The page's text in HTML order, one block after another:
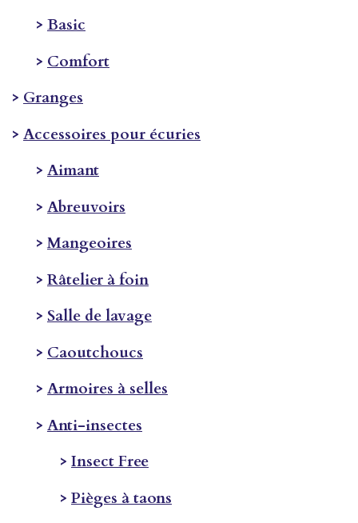
> Basic
> Comfort
> Granges
> Accessoires pour écuries
> Aimant
> Abreuvoirs
> Mangeoires
> Râtelier à foin
> Salle de lavage
> Caoutchoucs
> Armoires à selles
> Anti-insectes
> Insect Free
> Pièges à taons